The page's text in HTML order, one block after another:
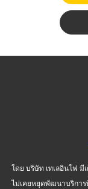
โดย บริษัท เทเลอินโฟ มี
ไม่เคยหยุดพัฒนาบริกา